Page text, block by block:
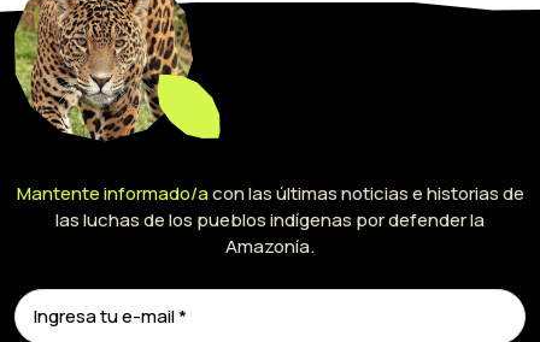
Mantente informado/acon las últimas noticias e historias de
las luchas de los pueblos indígenas por defender la
Amazonía.